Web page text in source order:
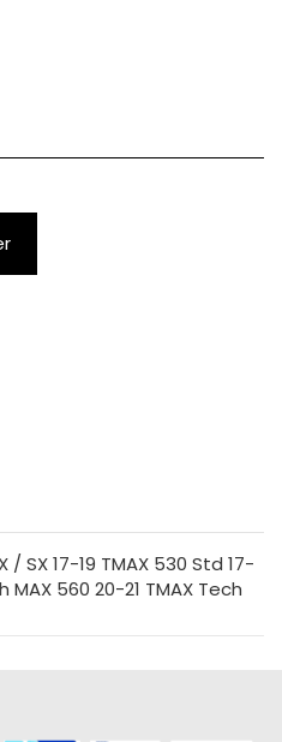
/ SX 17-19 TMAX 530 Std 17-
MAX 560 20-21 TMAX Tech